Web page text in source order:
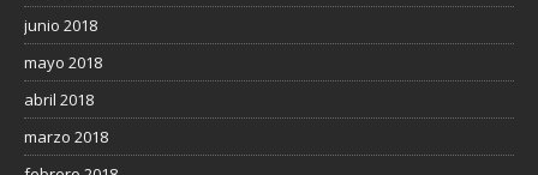
junio 2018
mayo 2018
abril 2018
marzo 2018